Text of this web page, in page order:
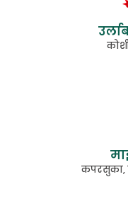
कपरसुका,